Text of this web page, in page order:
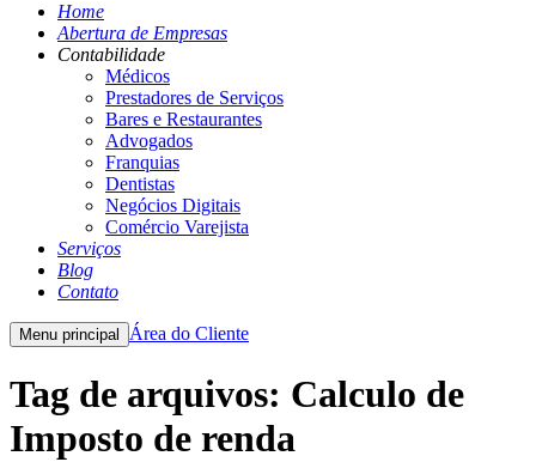
Home
Abertura de Empresas
Contabilidade
Médicos
Prestadores de Serviços
Bares e Restaurantes
Advogados
Franquias
Dentistas
Negócios Digitais
Comércio Varejista
Serviços
Blog
Contato
Menu principal Área do Cliente
Tag de arquivos: Calculo de
Imposto de renda